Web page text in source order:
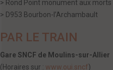
> Rond Point monument aux morts
> D953 Bourbon-l’Archambault
PAR LE TRAIN
Gare SNCF de Moulins-sur-Allier
(Horaires sur : www.oui.sncf)